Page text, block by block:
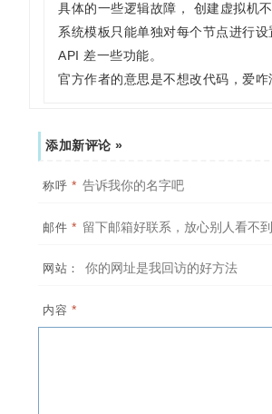
具体的一些逻辑故障， 创建虚拟机
系统模板只能单独对每个节点进行设
API 差一些功能。
官方作者的意思是不想改代码，爱咋
添加新评论 »
称呼 *
邮件 *
网站：
内容 *